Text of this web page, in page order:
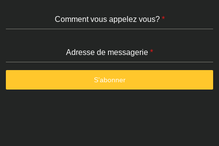
Comment vous appelez vous? *
Adresse de messagerie *
S’abonner